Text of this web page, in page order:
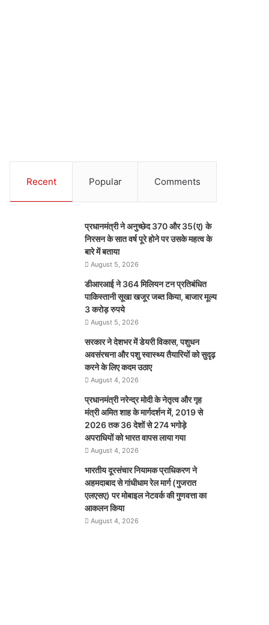
Recent Popular Comments
प्रधानमंत्री ने अनुच्छेद 370 और 35(ए) के
निरसन के सात वर्ष पूरे होने पर उसके महत्व के
बारे में बताया
August 5, 2026
डीआरआई ने 364 मिलियन टन प्रतिबंधित
पाकिस्तानी सूखा खजूर जब्त किया, बाजार मूल्य
3 करोड़ रुपये
August 5, 2026
सरकार ने देशभर में डेयरी विकास, पशुधन
अवसंरचना और पशु स्वास्थ्य तैयारियों को सुदृढ़
करने के लिए कदम उठाए
August 4, 2026
प्रधानमंत्री नरेन्द्र मोदी के नेतृत्व और गृह
मंत्री अमित शाह के मार्गदर्शन में, 2019 से
2026 तक 36 देशों से 274 भगोड़े
अपराधियों को भारत वापस लाया गया
August 4, 2026
भारतीय दूरसंचार नियामक प्राधिकरण ने
अहमदाबाद से गांधीधाम रेल मार्ग (गुजरात
एलएसए) पर मोबाइल नेटवर्क की गुणवत्ता का
आकलन किया
August 4, 2026